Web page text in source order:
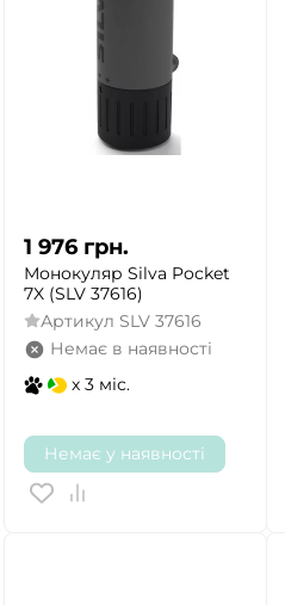
1 976 грн.
Монокуляр Silva Pocket
7X (SLV 37616)
Артикул SLV 37616
Немає в наявності
x 3 міс.
Немає у наявності